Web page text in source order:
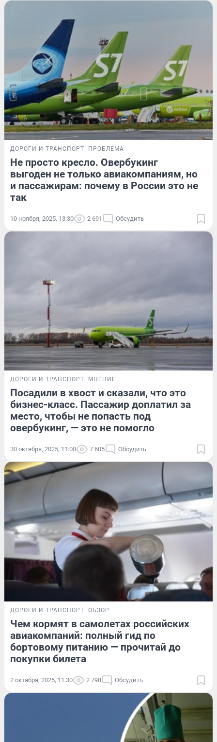
ДОРОГИ И ТРАНСПОРТ ПРОБЛЕМА
Не просто кресло. Овербукинг
выгоден не только авиакомпаниям, но
и пассажирам: почему в России это не
так
10 ноября, 2025, 13:30 2 691 Обсудить
ДОРОГИ И ТРАНСПОРТ МНЕНИЕ
Посадили в хвост и сказали, что это
бизнес-класс. Пассажир доплатил за
место, чтобы не попасть под
овербукинг, — это не помогло
30 октября, 2025, 11:00 7 605 Обсудить
ДОРОГИ И ТРАНСПОРТ ОБЗОР
Чем кормят в самолетах российских
авиакомпаний: полный гид по
бортовому питанию — прочитай до
покупки билета
2 октября, 2025, 11:30 2 798 Обсудить